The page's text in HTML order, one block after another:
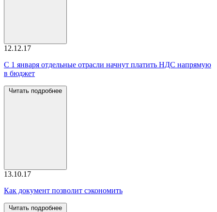
12.12.17
С 1 января отдельные отрасли начнут платить НДС напрямую
в бюджет
Читать подробнее
13.10.17
Как документ позволит сэкономить
Читать подробнее